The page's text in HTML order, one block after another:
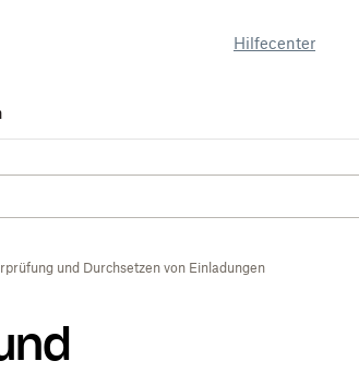
Hilfecenter
und Durchsetzen von Einladungen